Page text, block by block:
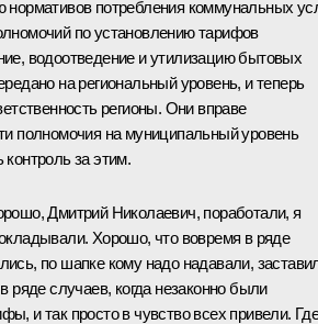
нормативов потребления коммунальных
по установлению тарифов
водоотведение и утилизацию бытовых
на региональный уровень, и теперь
регионы. Они вправе
полномочия на муниципальный уровень
за этим.
Дмитрий Николаевич, поработали, я
Хорошо, что вовремя в ряде
по шапке кому надо надавали,
ряде случаев, когда незаконно были
и так просто в чувство всех привели.